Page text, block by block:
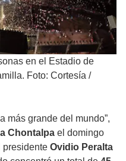
en el Estadio de
Foto: Cortesía /
más grande del mundo”,
Chontalpa el domingo
presidente Ovidio Peralta